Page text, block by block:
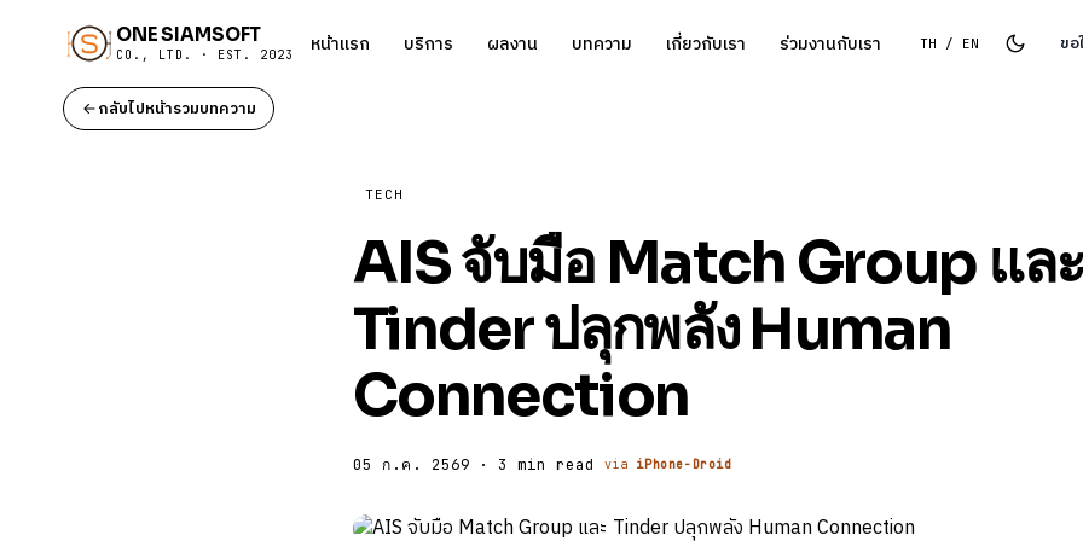
ONE SIAMSOFT
CO., LTD. · EST. 2023 หน้าแรก บริการ ผลงาน บทความ เกี่ยวกับเรา ร่วมงานกับเรา TH / EN ขอ
กลับไปหน้ารวมบทความ
TECH
AIS จับมือ Match Group และ
Tinder ปลุกพลัง Human
Connection
05 ก.ค. 2569 · 3 min read via iPhone-Droid